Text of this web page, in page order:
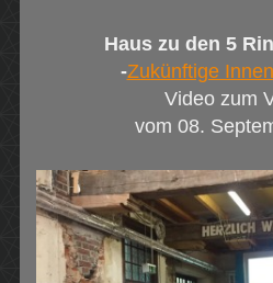
Haus zu den 5
-Zukünftige
Video zum
vom 08.